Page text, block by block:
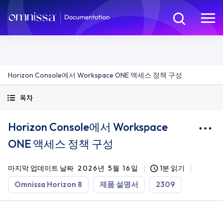
Horizon Console에서 Workspace ONE 액세스 정책 구성
목차
Horizon Console에서 Workspace
ONE 액세스 정책 구성
마지막 업데이트 날짜 2026년 5월 16일 1분 읽기
Omnissa Horizon 8 제품 설명서 2309